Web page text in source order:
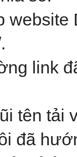
link
tên tải
đã